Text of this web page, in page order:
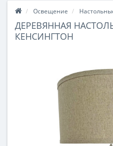
Освещение
ДЕРЕВЯННАЯ
КЕНСИНГТОН